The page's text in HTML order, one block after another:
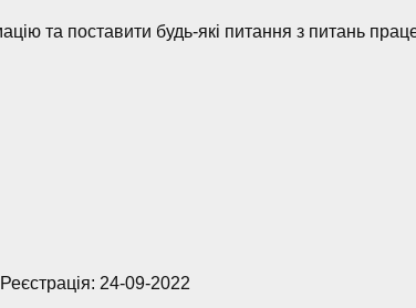
та поставити будь-які питання з питань
Реєстрація: 24-09-2022